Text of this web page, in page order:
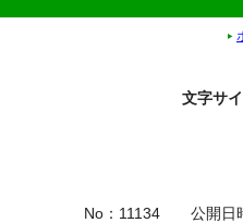
文字サ
No 11134 公開日